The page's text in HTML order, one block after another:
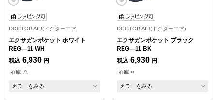
DOCTOR AIR(ドクターエア)
エクサガンポケット ホワイト
REG―11 WH
税込 6,930 円
在庫 △
カラーをみる
DOCTOR AIR(ドクターエア)
エクサガンポケット ブラック
REG―11 BK
税込 6,930 円
在庫 ○
カラーをみる